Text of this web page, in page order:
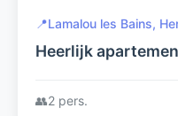
📍Lamalou les Bains,
Heerlijk
👥2 pers.